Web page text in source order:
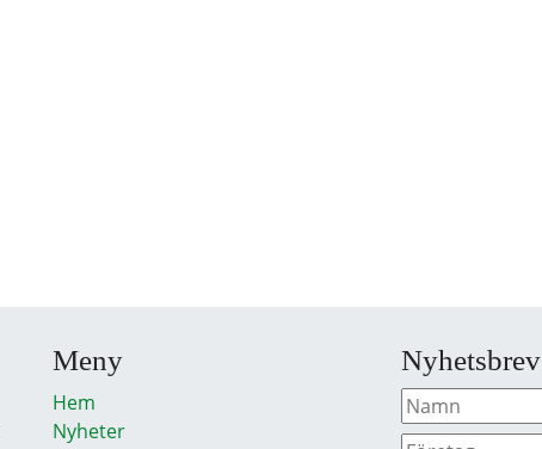
Meny
Hem
Nyheter
Nyhetsbrev